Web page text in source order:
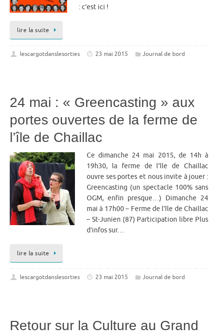
: c’est ici !
lire la suite
lescargotdanslesorties 23 mai 2015 Journal de bord
24 mai : « Greencasting » aux
portes ouvertes de la ferme de
l’île de Chaillac
Ce dimanche 24 mai 2015, de 14h à
19h30, la ferme de l’île de Chaillac
ouvre ses portes et nous invite à jouer :
Greencasting (un spectacle 100% sans
OGM, enfin presque…) Dimanche 24
mai à 17h00 – Ferme de l’île de Chaillac
– St-Junien (87) Participation libre Plus
d’infos sur…
lire la suite
lescargotdanslesorties 23 mai 2015 Journal de bord
Retour sur la Culture au Grand